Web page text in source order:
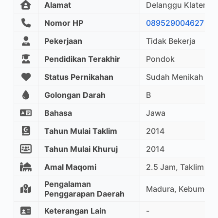
Alamat
Delanggu Klaten
Nomor HP
089529004627
Pekerjaan
Tidak Bekerja
Pendidikan Terakhir
Pondok
Status Pernikahan
Sudah Menikah
Golongan Darah
B
Bahasa
Jawa
Tahun Mulai Taklim
2014
Tahun Mulai Khuruj
2014
Amal Maqomi
2.5 Jam, Taklim
Pengalaman
Penggarapan Daerah
Madura,
Keterangan Lain -